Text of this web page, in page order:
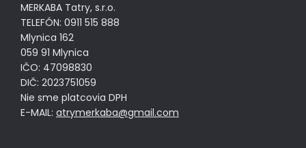
MERKABA Tatry, s.r.o.
TELEFÓN: 0911 515 888
Mlynica 162
059 91 Mlynica
IČO: 47098830
DIČ: 2023751059
Nie sme platcovia DPH
E-MAIL: atrymerkaba@gmail.com